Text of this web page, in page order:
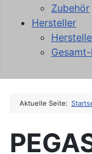
Zubehör
Hersteller
Aktuelle Seite: